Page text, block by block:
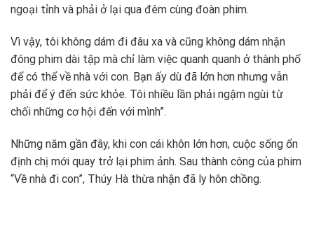
ngoại tỉnh và phải ở lại qua đêm cùng đoàn phim.
Vì vậy, tôi không dám đi đâu xa và cũng không dám nhận
đóng phim dài tập mà chỉ làm việc quanh quanh ở thành phố
để có thể về nhà với con. Bạn ấy dù đã lớn hơn nhưng vẫn
phải để ý đến sức khỏe. Tôi nhiều lần phải ngậm ngùi từ
chối những cơ hội đến với mình”.
Những năm gần đây, khi con cái khôn lớn hơn, cuộc sống ổn
định chị mới quay trở lại phim ảnh. Sau thành công của phim
“Về nhà đi con”, Thúy Hà thừa nhận đã ly hôn chồng.